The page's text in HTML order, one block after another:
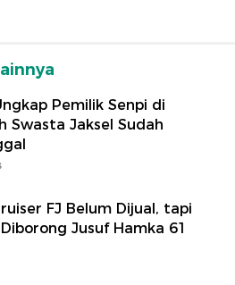
Pemilik Senpi di
Swasta Jaksel Sudah
FJ Belum Dijual, tapi
Jusuf Hamka 61